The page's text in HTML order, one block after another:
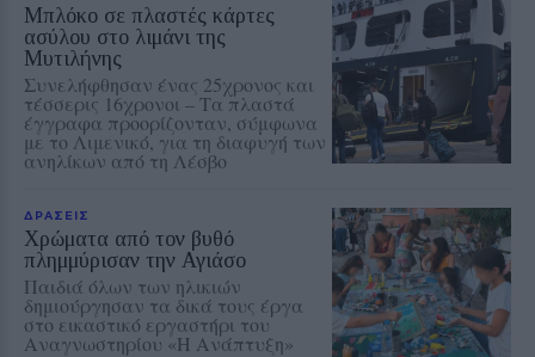
Μπλόκο σε πλαστές κάρτες
ασύλου στο λιμάνι της
Μυτιλήνης
Συνελήφθησαν ένας 25χρονος και
τέσσερις 16χρονοι – Τα πλαστά
έγγραφα προορίζονταν, σύμφωνα
με το Λιμενικό, για τη διαφυγή των
ανηλίκων από τη Λέσβο
ΔΡΑΣΕΙΣ
Χρώματα από τον βυθό
πλημμύρισαν την Αγιάσο
Παιδιά όλων των ηλικιών
δημιούργησαν τα δικά τους έργα
στο εικαστικό εργαστήρι του
Αναγνωστηρίου «Η Ανάπτυξη»